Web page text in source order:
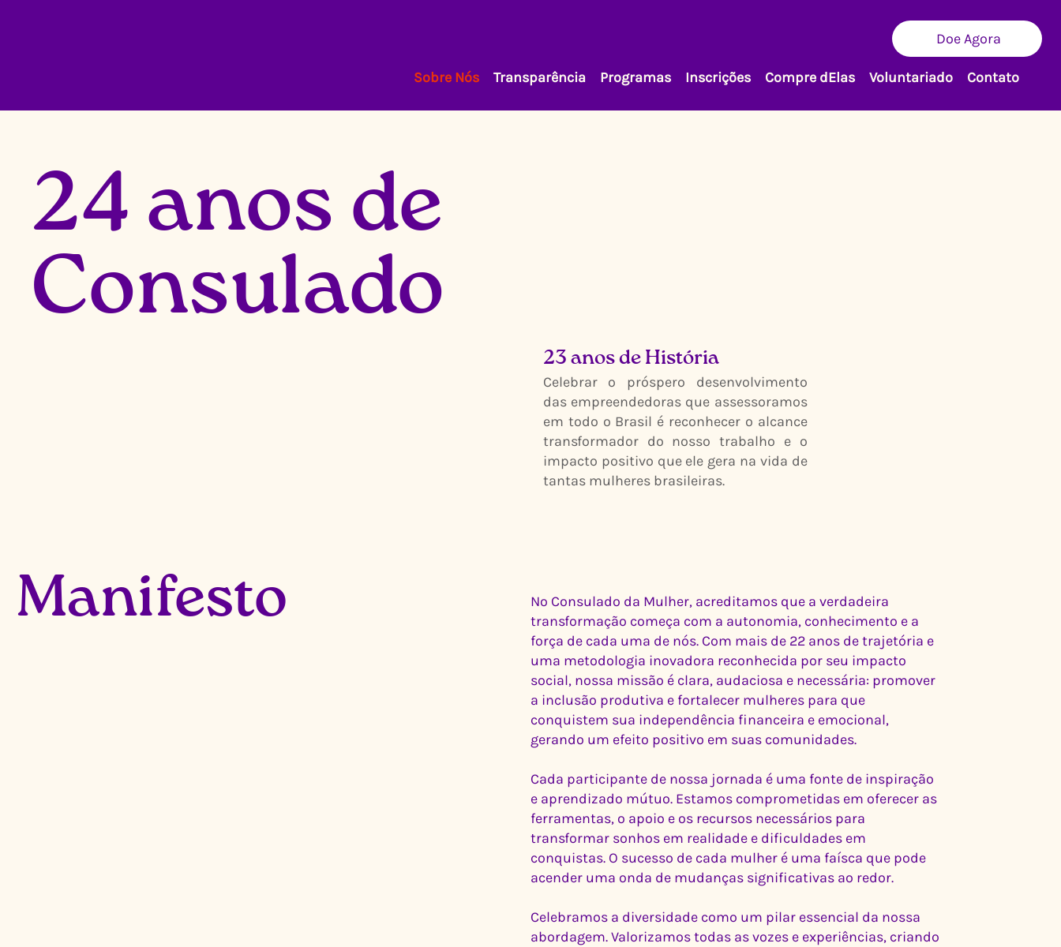
Doe Agora
Sobre Nós Transparência Programas Inscrições Compre dElas Voluntariado Contato
24 anos de
Consulado
23 anos de História
Celebrar o próspero desenvolvimento
das empreendedoras que assessoramos
em todo o Brasil é reconhecer o alcance
transformador do nosso trabalho e o
impacto positivo que ele gera na vida de
tantas mulheres brasileiras.
Manifesto
No Consulado da Mulher, acreditamos que a verdadeira
transformação começa com a autonomia, conhecimento e a
força de cada uma de nós. Com mais de 22 anos de trajetória e
uma metodologia inovadora reconhecida por seu impacto
social, nossa missão é clara, audaciosa e necessária: promover
a inclusão produtiva e fortalecer mulheres para que
conquistem sua independência financeira e emocional,
gerando um efeito positivo em suas comunidades.
Cada participante de nossa jornada é uma fonte de inspiração
e aprendizado mútuo. Estamos comprometidas em oferecer as
ferramentas, o apoio e os recursos necessários para
transformar sonhos em realidade e dificuldades em
conquistas. O sucesso de cada mulher é uma faísca que pode
acender uma onda de mudanças significativas ao redor.
Celebramos a diversidade como um pilar essencial da nossa
abordagem. Valorizamos todas as vozes e experiências, criando